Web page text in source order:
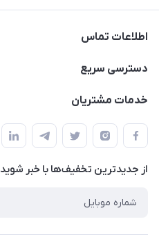
اطلاعات تماس
09034287359
دسترسی سریع
حساب کاربری
لیست محصولات
درباره ما
خدمات مشتریان
قوانین و مقررات
حریم خصوصی
راهنما
از جدید‌ترین تخفیف‌ها با‌ خبر شوید